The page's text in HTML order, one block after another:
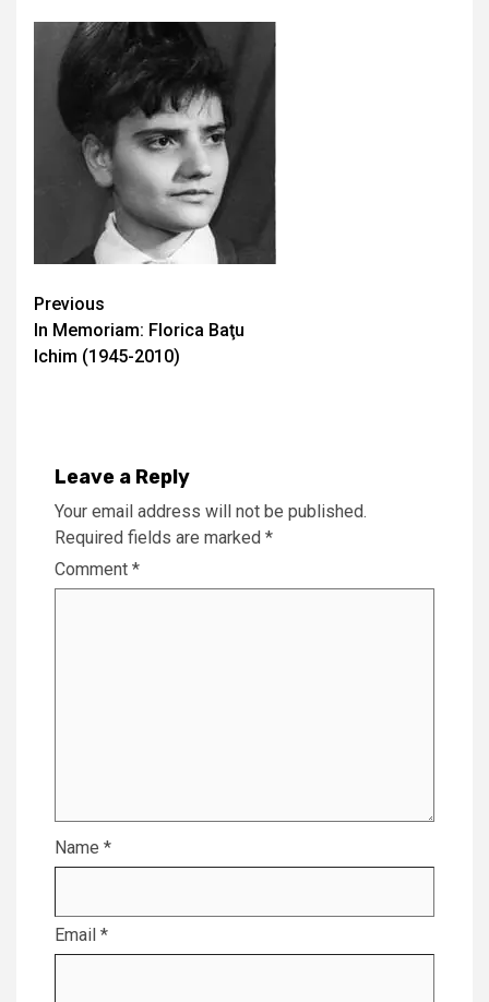
Continue
Reading
Previous
In Memoriam: Florica Baţu
Ichim (1945-2010)
Leave a Reply
Your email address will not be published.
Required fields are marked *
Comment *
Name *
Email *